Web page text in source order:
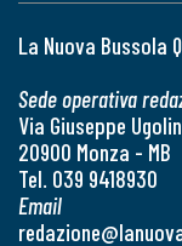
La Nuova Bussola
Sede operativa
Via Giuseppe
20900 Monza - MB
Tel. 039 9418930
Email